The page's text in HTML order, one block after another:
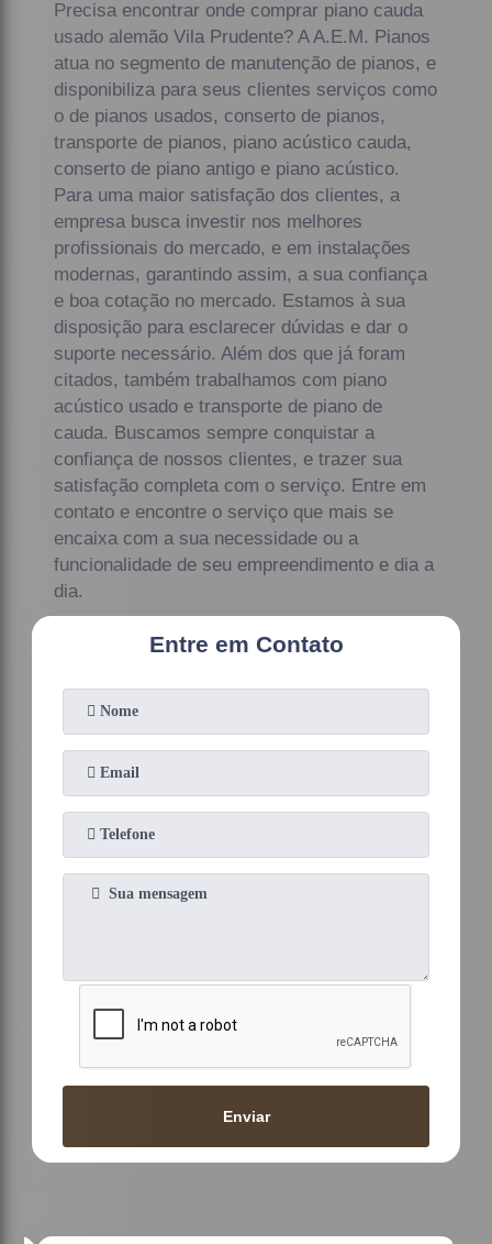
Precisa encontrar onde comprar piano cauda
usado alemão Vila Prudente? A A.E.M. Pianos
atua no segmento de manutenção de pianos, e
disponibiliza para seus clientes serviços como
o de pianos usados, conserto de pianos,
transporte de pianos, piano acústico cauda,
conserto de piano antigo e piano acústico.
Para uma maior satisfação dos clientes, a
empresa busca investir nos melhores
profissionais do mercado, e em instalações
modernas, garantindo assim, a sua confiança
e boa cotação no mercado. Estamos à sua
disposição para esclarecer dúvidas e dar o
suporte necessário. Além dos que já foram
citados, também trabalhamos com piano
acústico usado e transporte de piano de
cauda. Buscamos sempre conquistar a
confiança de nossos clientes, e trazer sua
satisfação completa com o serviço. Entre em
contato e encontre o serviço que mais se
encaixa com a sua necessidade ou a
funcionalidade de seu empreendimento e dia a
dia.
Entre em Contato
Enviar